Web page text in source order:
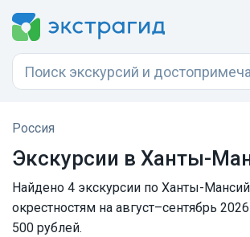
Россия
Экскурсии в Ханты-
Найдено 4 экскурсии по Ханты-
окрестностям на август–сентябрь
500 рублей.